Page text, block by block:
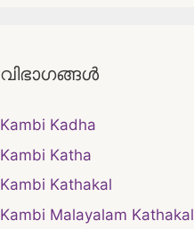
വിഭാഗങ്ങൾ
Kambi Kadha
Kambi Katha
Kambi Kathakal
Kambi Malayalam Kathakal